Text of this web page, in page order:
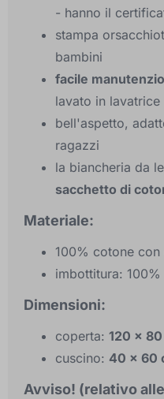
- hanno il
stampa
bambini
facile
lavato in lavatrice
bell'aspetto,
ragazzi
la biancheria da
sacchetto di
Materiale:
100% cotone con
imbottitura:
Dimensioni:
coperta: 120 x
cuscino: 40 x 60
Avviso! (relativo